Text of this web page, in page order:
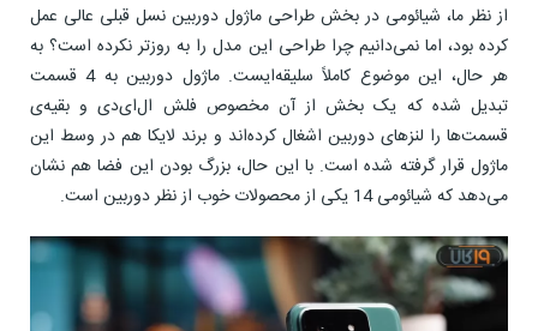
از نظر ما، شیائومی در بخش طراحی ماژول دوربین نسل قبلی عالی عمل
کرده بود، اما نمی‌دانیم چرا طراحی این مدل را به روزتر نکرده است؟ به
هر حال، این موضوع کاملاً سلیقه‌ایست. ماژول دوربین به 4 قسمت
تبدیل شده که یک بخش از آن مخصوص فلش ال‌ای‌دی و بقیه‌ی
قسمت‌ها را لنزهای دوربین اشغال کرده‌اند و برند لایکا هم در وسط این
ماژول قرار گرفته شده است. با این حال، بزرگ بودن این فضا هم نشان
می‌دهد که شیائومی 14 یکی از محصولات خوب از نظر دوربین است.